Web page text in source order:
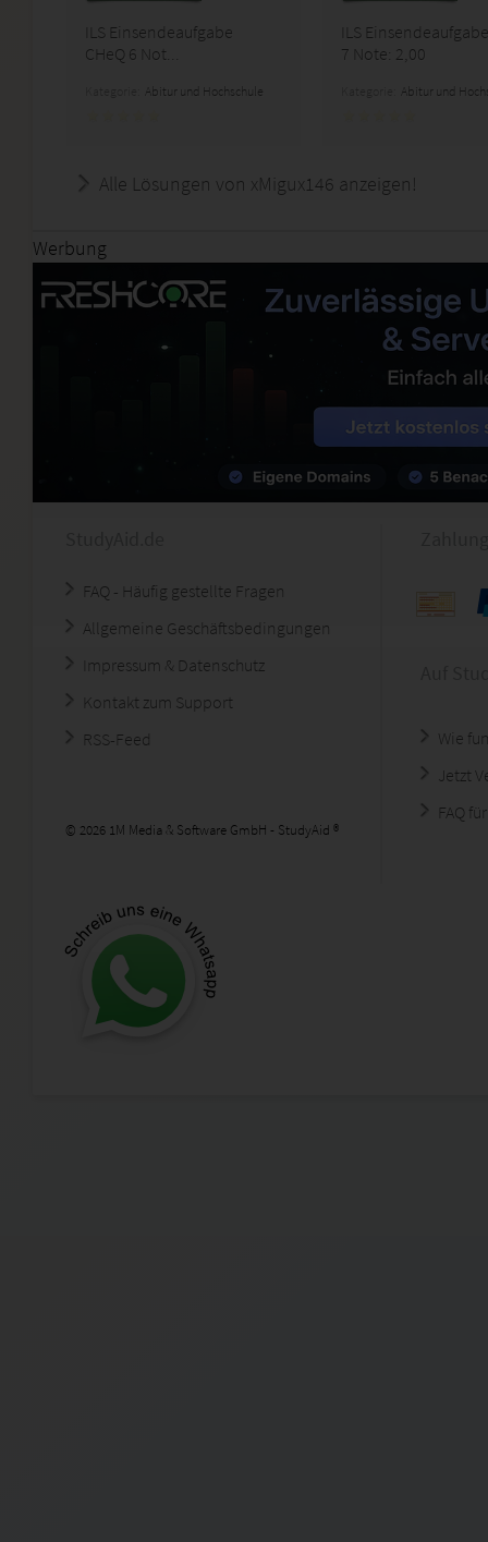
ILS Einsendeaufgabe
CHeQ 6 Not...
Abitur und Hochschule
ILS
7 Note: 2,00
Abitur und
Alle Lösungen von xMigux146 anzeigen!
Werbung
FAQ - Häufig gestellte Fragen
Allgemeine Geschäftsbedingungen
Impressum & Datenschutz
Kontakt zum Support
RSS-Feed
© 2026 1M Media & Software GmbH - StudyAid ®
Wie
Jetzt
FAQ